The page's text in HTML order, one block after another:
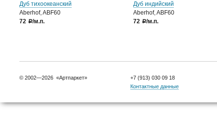
Дуб тихоокеанский
Aberhof, ABF60
72
a/м.п.
Дуб индийский
Aberhof, ABF60
72
a/м.п.
© 2002—2026 «Артпаркет»
+7 (913) 030 09 18
Контактные данные